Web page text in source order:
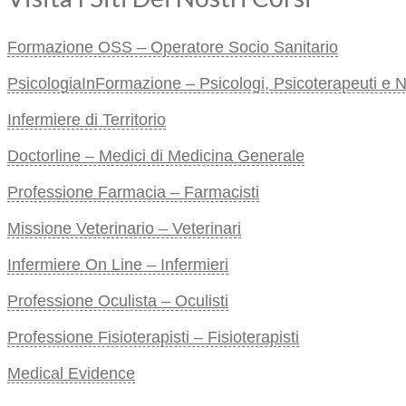
Formazione OSS – Operatore Socio Sanitario
PsicologiaInFormazione – Psicologi, Psicoterapeuti e
Infermiere di Territorio
Doctorline – Medici di Medicina Generale
Professione Farmacia – Farmacisti
Missione Veterinario – Veterinari
Infermiere On Line – Infermieri
Professione Oculista – Oculisti
Professione Fisioterapisti – Fisioterapisti
Medical Evidence